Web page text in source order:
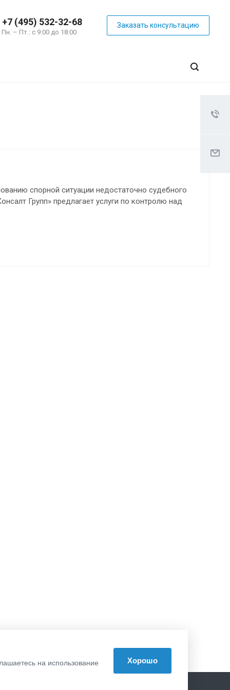
+7 (495) 532-32-68
Пн. – Пт.: с 9:00 до 18:00
Заказать консультацию
спорной ситуации недостаточно судебного
Групп» предлагает услуги по контролю над
на использование Хорошо